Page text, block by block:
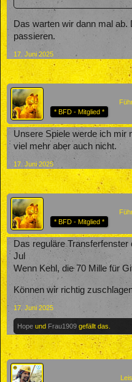
Das warten wir dann mal
passieren.
17. Juni 2025
* BFD - Mitglied *
Unsere Spiele werde ich mir
viel mehr aber auch nicht.
17. Juni 2025
* BFD - Mitglied *
Das reguläre Transferfenster
Jul
Wenn Kehl, die 70 Mille für
Können wir richtig
17. Juni 2025
Hope und Frau1909 gefällt das.